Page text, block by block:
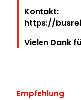
Kontakt:
https://
Vielen Dank
Empfehlung